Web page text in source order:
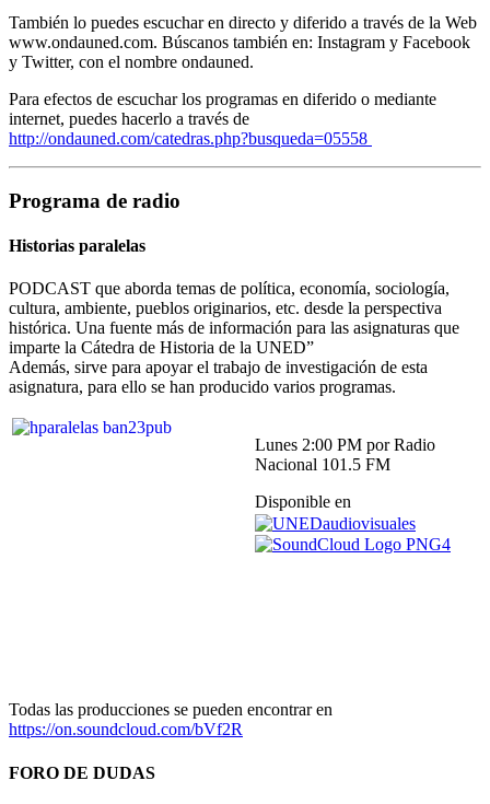
También lo puedes escuchar en directo y diferido a través de la Web
www.ondauned.com. Búscanos también en: Instagram y Facebook
y Twitter, con el nombre ondauned.
Para efectos de escuchar los programas en diferido o mediante
internet, puedes hacerlo a través de
http://ondauned.com/catedras.php?busqueda=05558
Programa de radio
Historias paralelas
PODCAST que aborda temas de política, economía, sociología,
cultura, ambiente, pueblos originarios, etc. desde la perspectiva
histórica. Una fuente más de información para las asignaturas que
imparte la Cátedra de Historia de la UNED”
Además, sirve para apoyar el trabajo de investigación de esta
asignatura, para ello se han producido varios programas.
Lunes 2:00 PM por Radio
Nacional 101.5 FM
Disponible en
Todas las producciones se pueden encontrar en
https://on.soundcloud.com/bVf2R
FORO DE DUDAS